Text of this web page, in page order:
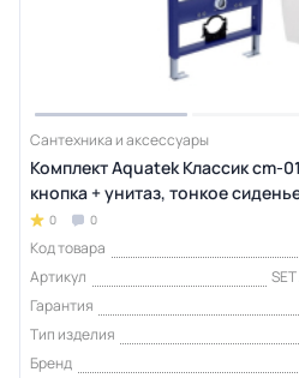
Сантехника и аксессуары
Комплект Aquatek Классик cm-
кнопка + унитаз, тонкое
0 0
Код товара
Артикул
Гарантия
Тип изделия
Бренд